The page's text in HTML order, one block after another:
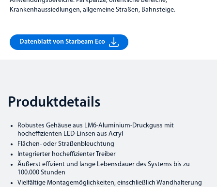
Krankenhaussiedlungen, allgemeine Straßen, Bahnsteige.
Datenblatt von Starbeam Eco
Produktdetails
Robustes Gehäuse aus LM6-Aluminium-Druckguss mit
hocheffizienten LED-Linsen aus Acryl
Flächen- oder Straßenbleuchtung
Integrierter hocheffizienter Treiber
Äußerst effizient und lange Lebensdauer des Systems bis zu
100.000 Stunden
Vielfältige Montagemöglichkeiten, einschließlich Wandhalterung